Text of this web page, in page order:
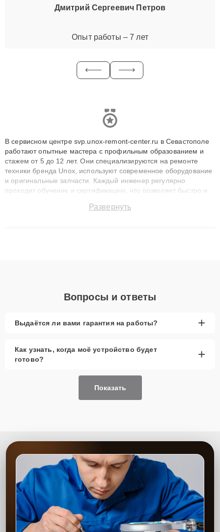
Дмитрий Сергеевич Петров
Опыт работы – 7 лет
В сервисном центре svp.unox-remont-center.ru в Севастополе
работают опытные мастера с профильным образованием и
стажем от 5 до 12 лет. Они специализируются на ремонте
техники бренда Unox, используют современное оборудование
и оригинальные запчасти. Каждый инженер регулярно
проходит обучение и сертификацию, что позволяет быстро и
сохранением гарантии до 3 лет. Наши мастера решают
Развернуть
Вопросы и ответы
Выдаётся ли вами гарантия на работы? +
Как узнать, когда моё устройство будет
готово?
+
Показать